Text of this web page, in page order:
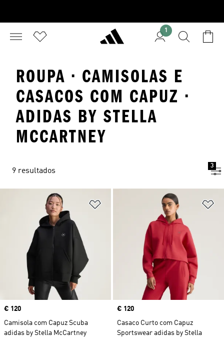
1
ROUPA · CAMISOLAS E
CASACOS COM CAPUZ ·
ADIDAS BY STELLA
MCCARTNEY
9 resultados
3
Adicionar à Lista de Desejos
Price
€ 120
Camisola com Capuz Scuba
adidas by Stella McCartney
Price
€ 120
Casaco Curto com Capuz
Sportswear adidas by Stella